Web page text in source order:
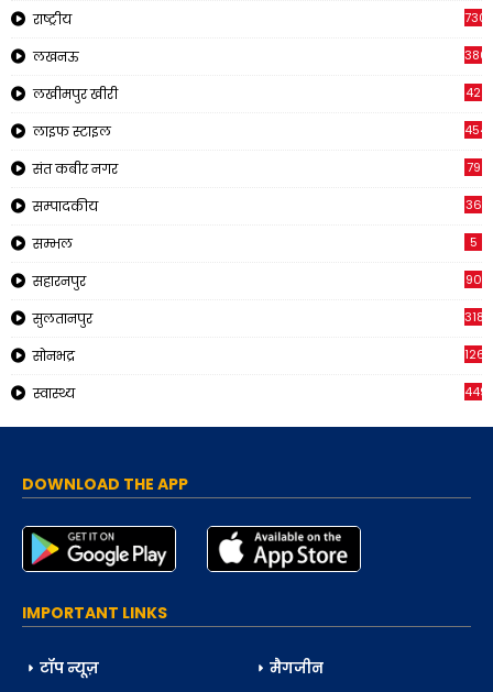
राष्ट्रीय
लखनऊ
लखीमपुर खीरी 42
लाइफ स्टाइल 454
संत कबीर नगर 79
सम्पादकीय 36
सम्भल 5
सहारनपुर 90
सुलतानपुर 318
सोनभद्र 1266
स्वास्थ्य 449
DOWNLOAD THE APP
IMPORTANT LINKS
टॉप न्यूज़
मैगजीन